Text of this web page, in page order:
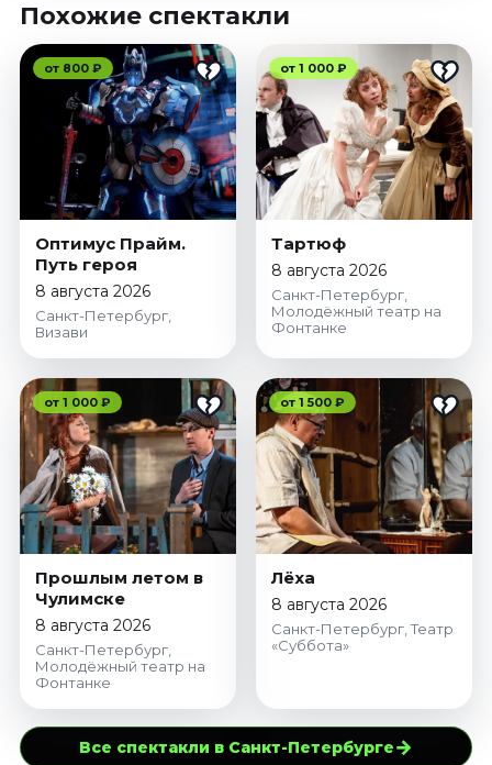
Похожие спектакли
от 800 ₽
Оптимус Прайм.
Путь героя
8 августа 2026
Санкт-Петербург,
Визави
от 1 000 ₽
Тартюф
8 августа 2026
Санкт-Петербург,
Молодёжный театр на
Фонтанке
от 1 000 ₽
Прошлым летом в
Чулимске
8 августа 2026
Санкт-Петербург,
Молодёжный театр на
Фонтанке
от 1 500 ₽
Лёха
8 августа 2026
Санкт-Петербург, Театр
«Суббота»
Все спектакли в Санкт-Петербурге→